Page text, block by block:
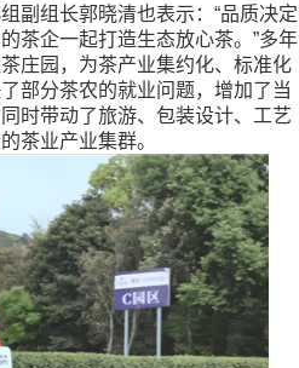
副组长郭晓清也表示：“品质决定
茶企一起打造生态放心茶。”多年
庄园，为茶产业集约化、标准化
部分茶农的就业问题，增加了当
时带动了旅游、包装设计、工艺
茶业产业集群。